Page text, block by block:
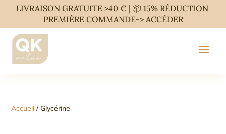
LIVRAISON GRATUITE >40 € | 📦 15% RÉDUCTION
PREMIÈRE COMMANDE-> ACCÉDER
Accueil / Glycérine